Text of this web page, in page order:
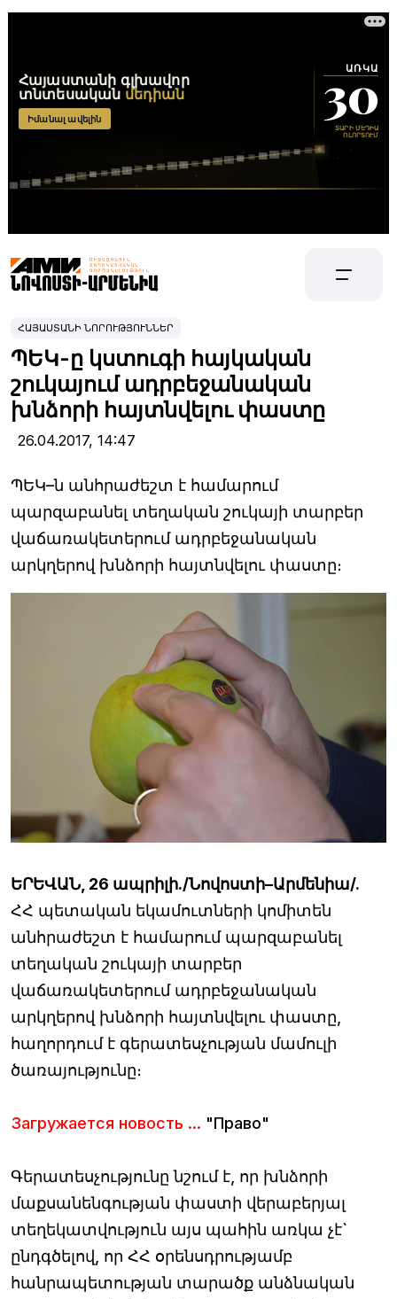
ՀԱՅԱՍՏԱՆԻ ՆՈՐՈՒԹՅՈՒՆՆԵՐ
ՊԵԿ-ը կստուգի հայկական
շուկայում ադրբեջանական
խնձորի հայտնվելու փաստը
26.04.2017, 14:47
ՊԵԿ–ն անհրաժեշտ է համարում
պարզաբանել տեղական շուկայի տարբեր
վաճառակետերում ադրբեջանական
արկղերով խնձորի հայտնվելու փաստը։
ԵՐԵՎԱՆ, 26 ապրիլի./Նովոստի–Արմենիա/.
ՀՀ պետական եկամուտների կոմիտեն
անհրաժեշտ է համարում պարզաբանել
տեղական շուկայի տարբեր
վաճառակետերում ադրբեջանական
արկղերով խնձորի հայտնվելու փաստը,
հաղորդում է գերատեսչության մամուլի
ծառայությունը։
Загружается новость ... "Право"
Գերատեսչությունը նշում է, որ խնձորի
մաքսանենգության փաստի վերաբերյալ
տեղեկատվություն այս պահին առկա չէ`
ընդգծելով, որ ՀՀ օրենսդրությամբ
հանրապետության տարածք անձնական